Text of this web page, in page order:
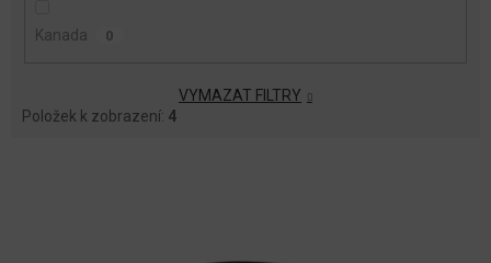
Kanada 0
VYMAZAT FILTRY
Položek k zobrazení: 4